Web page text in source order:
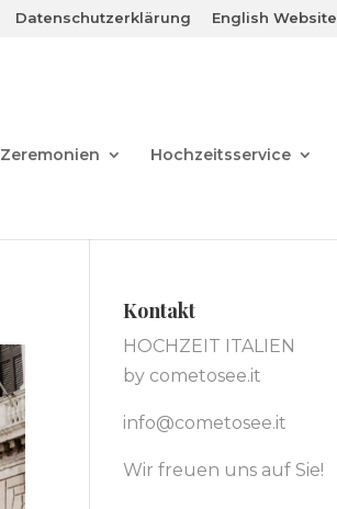
Datenschutzerklärung English Website
Zeremonien Hochzeitsservice
Kontakt
HOCHZEIT ITALIEN
by cometosee.it
info@cometosee.it
Wir freuen uns auf Sie!